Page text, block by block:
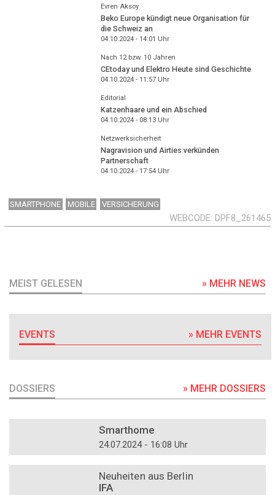
Evren Aksoy
Beko Europe kündigt neue Organisation für
die Schweiz an
04.10.2024 - 14:01 Uhr
Nach 12 bzw. 10 Jahren
CEtoday und Elektro Heute sind Geschichte
04.10.2024 - 11:57Uhr
Editorial
Katzenhaare und ein Abschied
04.10.2024 - 08:13Uhr
Netzwerksicherheit
Nagravision und Airties verkünden
Partnerschaft
04.10.2024 - 17:54Uhr
SMARTPHONE MOBILE VERSICHERUNG
WEBCODE DPF8_261465
MEIST GELESEN » MEHR NEWS
EVENTS » MEHR EVENTS
DOSSIERS » MEHR DOSSIERS
Smarthome
24.07.2024 - 16:08 Uhr
Neuheiten aus Berlin
IFA